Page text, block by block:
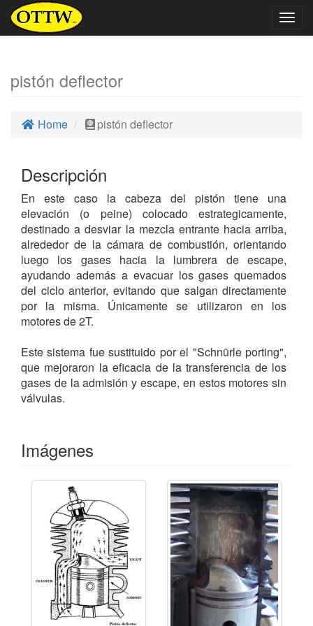
pistón deflector
Home pistón deflector
Descripción
En este caso la cabeza del pistón tiene una
elevación (o peine) colocado estrategicamente,
destinado a desviar la mezcla entrante hacia arriba,
alrededor de la cámara de combustión, orientando
luego los gases hacia la lumbrera de escape,
ayudando además a evacuar los gases quemados
del ciclo anterior, evitando que salgan directamente
por la misma. Únicamente se utilizaron en los
motores de 2T.
Este sistema fue sustituido por el "Schnürle porting",
que mejoraron la eficacia de la transferencia de los
gases de la admisión y escape, en estos motores sin
válvulas.
Imágenes